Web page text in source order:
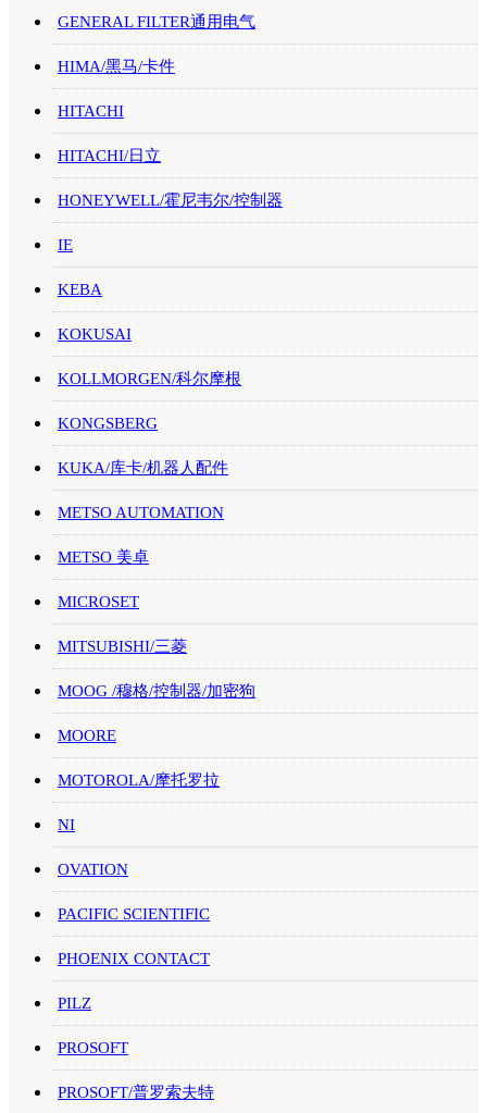
GENERAL FILTER通用电气
HIMA/黑马/卡件
HITACHI
HITACHI/日立
HONEYWELL/霍尼韦尔/控制器
IE
KEBA
KOKUSAI
KOLLMORGEN/科尔摩根
KONGSBERG
KUKA/库卡/机器人配件
METSO AUTOMATION
METSO 美卓
MICROSET
MITSUBISHI/三菱
MOOG /穆格/控制器/加密狗
MOORE
MOTOROLA/摩托罗拉
NI
OVATION
PACIFIC SCIENTIFIC
PHOENIX CONTACT
PILZ
PROSOFT
PROSOFT/普罗索夫特